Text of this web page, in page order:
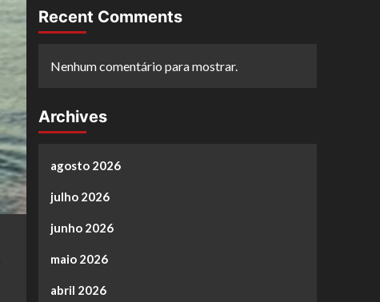
Recent Comments
Nenhum comentário para mostrar.
Archives
agosto 2026
julho 2026
junho 2026
maio 2026
abril 2026